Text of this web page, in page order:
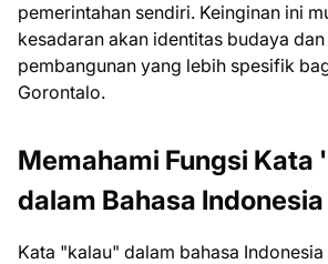
pemerintahan sendiri. Keinginan ini
kesadaran akan identitas budaya
pembangunan yang lebih spesifik
Gorontalo.
Memahami Fungsi Kata
dalam Bahasa Indonesia
Kata "kalau" dalam bahasa